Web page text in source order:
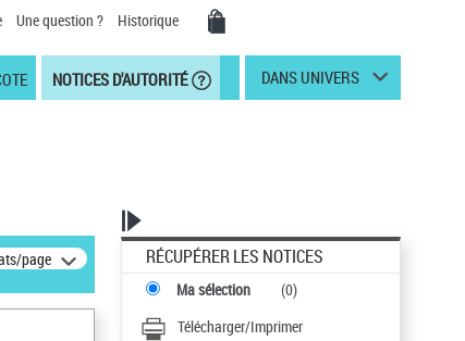
Une question ? Historique
NOTICES D'AUTORITÉ DANS UNIVERS
page RÉCUPÉRER LES NOTICES
Ma sélection (0)
Télécharger/Imprimer